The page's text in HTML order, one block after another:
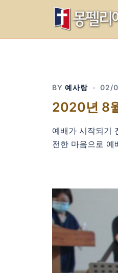
BY 예사랑 02/
2020년 8
예배가 시작되기
전한 마음으로 예